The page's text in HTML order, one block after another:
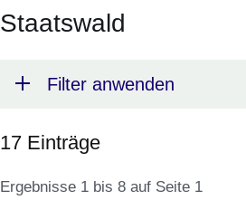
Staatswald
Filter anwenden
17 Einträge
Ergebnisse 1 bis 8 auf Seite 1